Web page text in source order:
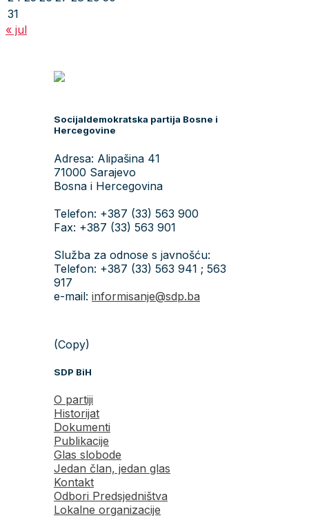
31
« jul
Socijaldemokratska partija Bosne i
Hercegovine
Adresa: Alipašina 41
71000 Sarajevo
Bosna i Hercegovina
Telefon: +387 (33) 563 900
Fax: +387 (33) 563 901
Služba za odnose s javnošću:
Telefon: +387 (33) 563 941 ; 563
917
e-mail: informisanje@sdp.ba
(Copy)
SDP BiH
O partiji
Historijat
Dokumenti
Publikacije
Glas slobode
Jedan član, jedan glas
Kontakt
Odbori Predsjedništva
Lokalne organizacije